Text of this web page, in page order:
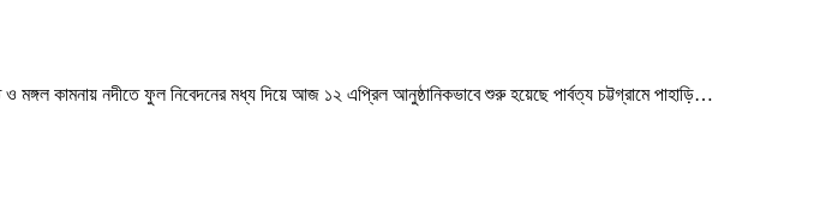
কামনায় নদীতে ফুল নিবেদনের মধ্য দিয়ে আজ ১২ এপ্রিল আনুষ্ঠানিকভাবে শুরু হয়েছে পার্বত্য চট্টগ্রামে পাহাড়ি…